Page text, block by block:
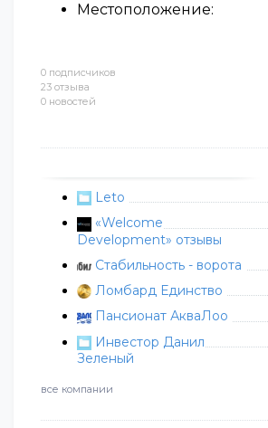
0 подписчиков
23 отзыва
0 новостей
Leto
«Welcome
Development» отзывы
Стабильность - ворота
Ломбард Единство
Пансионат АкваЛоо
Инвестор Данил
Зеленый
все компании
Местоположение: